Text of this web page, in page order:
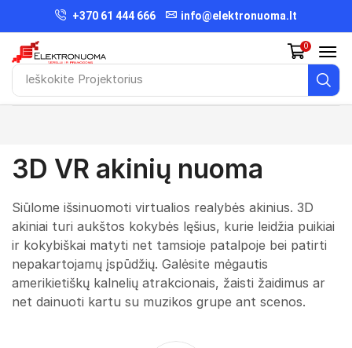
+370 61 444 666 info@elektronuoma.lt
Ieškokite Projektorius
0
3D VR akinių nuoma
Siūlome išsinuomoti virtualios realybės akinius. 3D
akiniai turi aukštos kokybės lęšius, kurie leidžia puikiai
ir kokybiškai matyti net tamsioje patalpoje bei patirti
nepakartojamų įspūdžių. Galėsite mėgautis
amerikietiškų kalnelių atrakcionais, žaisti žaidimus ar
net dainuoti kartu su muzikos grupe ant scenos.